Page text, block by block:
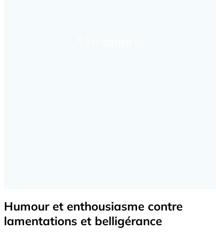
Humour et enthousiasme contre
lamentations et belligérance